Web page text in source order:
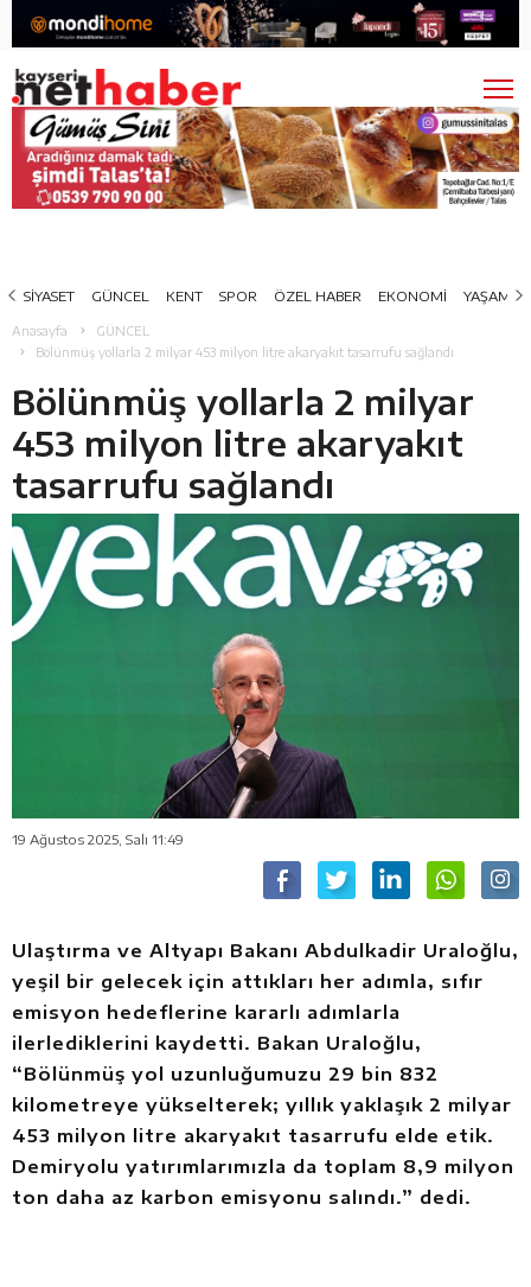
SİYASET GÜNCEL KENT SPOR ÖZEL HABER EKONOMİ YAŞAM
Anasayfa
GÜNCEL
Bölünmüş yollarla 2 milyar 453 milyon litre akaryakıt tasarrufu sağlandı
Bölünmüş yollarla 2 milyar
453 milyon litre akaryakıt
tasarrufu sağlandı
19 Ağustos 2025, Salı 11:49
Ulaştırma ve Altyapı Bakanı Abdulkadir Uraloğlu,
yeşil bir gelecek için attıkları her adımla, sıfır
emisyon hedeflerine kararlı adımlarla
ilerlediklerini kaydetti. Bakan Uraloğlu,
“Bölünmüş yol uzunluğumuzu 29 bin 832
kilometreye yükselterek; yıllık yaklaşık 2 milyar
453 milyon litre akaryakıt tasarrufu elde etik.
Demiryolu yatırımlarımızla da toplam 8,9 milyon
ton daha az karbon emisyonu salındı.” dedi.